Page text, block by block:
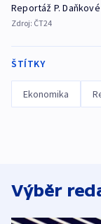
Reportáž P.
Zdroj: ČT24
ŠTÍTKY
Ekonomika
Výběr